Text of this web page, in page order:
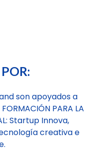
son apoyados a
PARA LA
Startup Innova,
creativa e